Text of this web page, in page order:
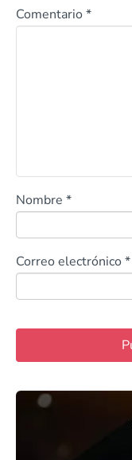
Comentario *
Nombre *
Correo electrónico *